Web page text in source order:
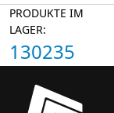
PRODUKTE IM
LAGER:
130235